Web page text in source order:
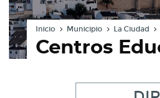
Inicio Municipio La Ciudad
Centros